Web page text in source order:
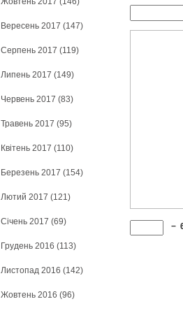
Вересень 2017 (147)
Серпень 2017 (119)
Липень 2017 (149)
Червень 2017 (83)
Травень 2017 (95)
Квітень 2017 (110)
Березень 2017 (154)
Лютий 2017 (121)
Січень 2017 (69)
Грудень 2016 (113)
Листопад 2016 (142)
Жовтень 2016 (96)
−